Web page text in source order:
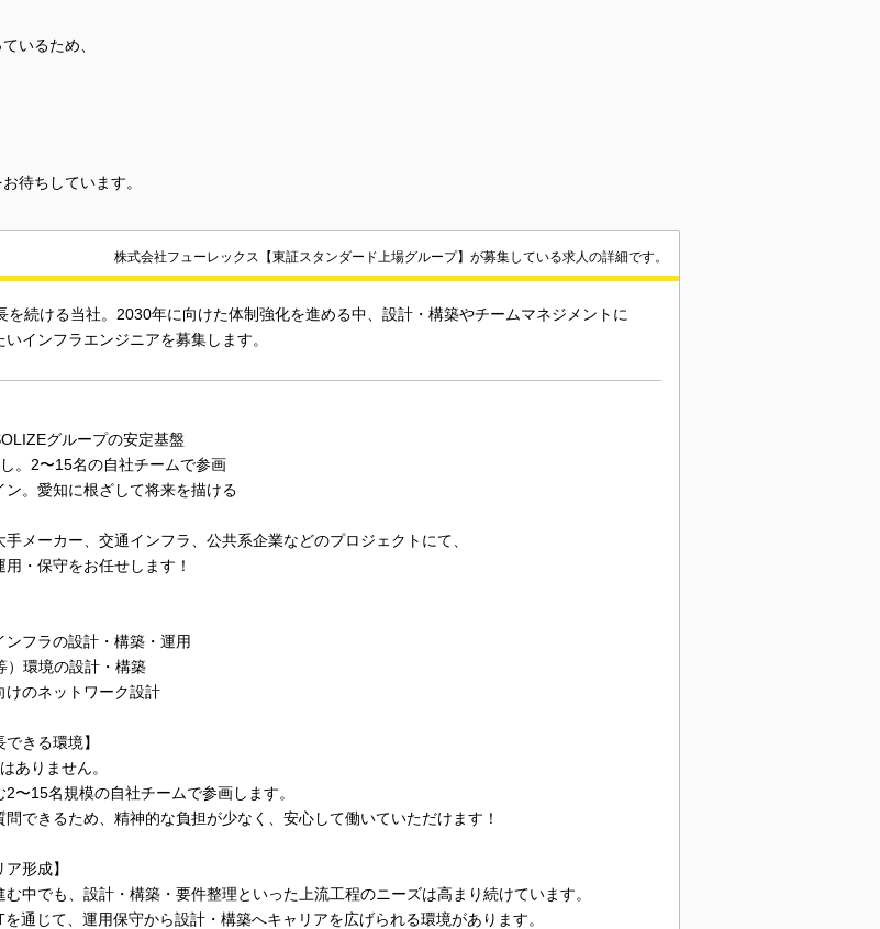
いるため、
待ちしています。
株式会社フューレックス【東証スタンダード上場グループ】が募集している求人の詳細です。
を続ける当社。2030年に向けた体制強化を進める中、設計・構築やチームマネジメントに
インフラエンジニアを募集します。
グループの安定基盤
。2〜15名の自社チームで参画
。愛知に根ざして将来を描ける
メーカー、交通インフラ、公共系企業などのプロジェクトにて、
・保守をお任せします！
ンフラの設計・構築・運用
）環境の設計・構築
けのネットワーク設計
きる環境】
ありません。
〜15名規模の自社チームで参画します。
できるため、精神的な負担が少なく、安心して働いていただけます！
形成】
中でも、設計・構築・要件整理といった上流工程のニーズは高まり続けています。
通じて、運用保守から設計・構築へキャリアを広げられる環境があります。